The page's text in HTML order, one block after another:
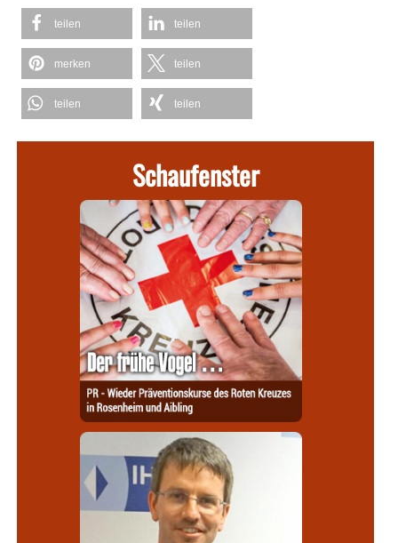
teilen teilen
merken teilen
teilen teilen
Schaufenster